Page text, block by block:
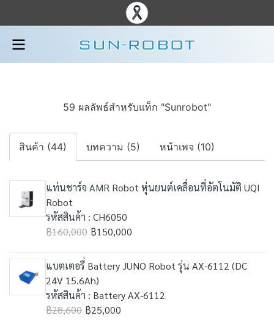
59 ผลลัพธ์สำหรับแท็ก "Sunrobot"
สินค้า (44) บทความ (5) หน้าเพจ (10)
แท่นชาร์จ AMR Robot หุ่นยนต์เคลื่อนที่อัตโนมัติ UQI
Robot
รหัสสินค้า : CH6050
฿160,000 ฿150,000
แบตเตอรี่ Battery JUNO Robot รุ่น AX-6112 (DC
24V 15.6Ah)
รหัสสินค้า : Battery AX-6112
฿28,600 ฿25,000